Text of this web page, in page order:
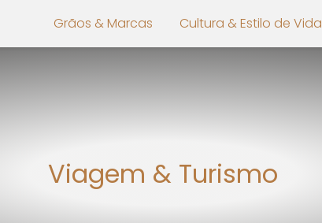
Grãos & Marcas Cultura & Estilo de Vida
Viagem & Turismo